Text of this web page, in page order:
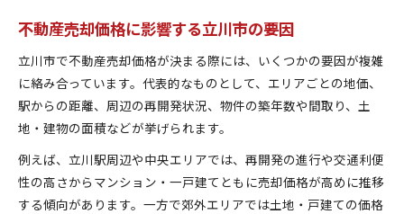
不動産売却価格に影響する立川市の要因
立川市で不動産売却価格が決まる際には、いくつかの要因が複雑
に絡み合っています。代表的なものとして、エリアごとの地価、
駅からの距離、周辺の再開発状況、物件の築年数や間取り、土
地・建物の面積などが挙げられます。
例えば、立川駅周辺や中央エリアでは、再開発の進行や交通利便
性の高さからマンション・一戸建てともに売却価格が高めに推移
する傾向があります。一方で郊外エリアでは土地・戸建ての価格